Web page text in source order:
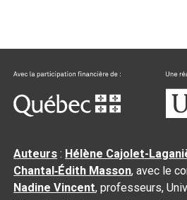
Auteurs : Hélène Cajolet-
Chantal‑Édith Masson, avec le
Nadine Vincent, professeurs,